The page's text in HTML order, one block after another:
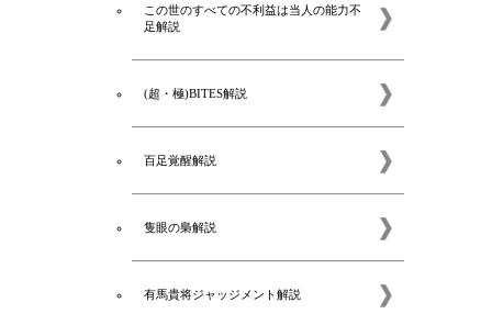
この世のすべての不利益は当人の能力不
足解説
(超・極)BITES解説
百足覚醒解説
隻眼の梟解説
有馬貴将ジャッジメント解説